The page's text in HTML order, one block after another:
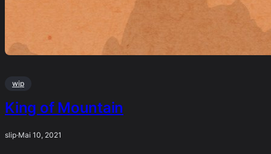
wip
King of Mountain
slip·Mai 10, 2021